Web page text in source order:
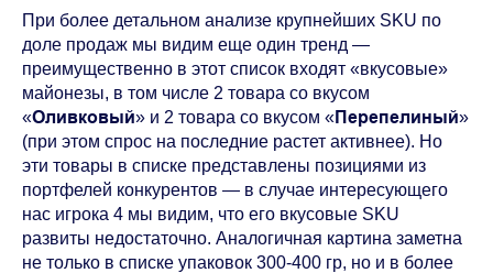
При более детальном анализе крупнейших SKU по
доле продаж мы видим еще один тренд —
преимущественно в этот список входят «вкусовые»
майонезы, в том числе 2 товара со вкусом
«Оливковый» и 2 товара со вкусом «Перепелиный»
(при этом спрос на последние растет активнее). Но
эти товары в списке представлены позициями из
портфелей конкурентов — в случае интересующего
нас игрока 4 мы видим, что его вкусовые SKU
развиты недостаточно. Аналогичная картина заметна
не только в списке упаковок 300-400 гр, но и в более